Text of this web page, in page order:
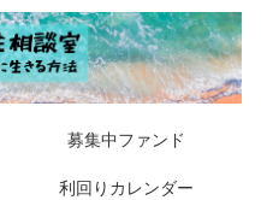
募集中ファンド
利回りカレンダー